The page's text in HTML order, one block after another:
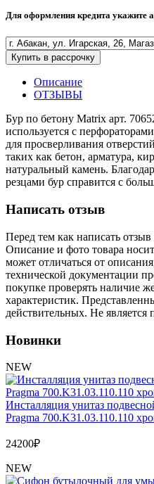
Условия возврата товара
Обмен и возврат товара
Вакансии
Для оформления кредита укажите
Купить в рассрочку
Описание
ОТЗЫВЫ
Бур по бетону Matrix арт.
используется с
для просверливания
таких как бетон, арматура,
натуральный камень.
резцами бур справится с
Написать отзыв
Перед тем как написать
Описание и фото товара
может отличаться от
технической документации
покупке проверять наличие
характеристик.
действительных. Не является
Новинки
NEW
Инсталляция унитаз
Pragma 700.K31.03.110.110
24200₽
NEW